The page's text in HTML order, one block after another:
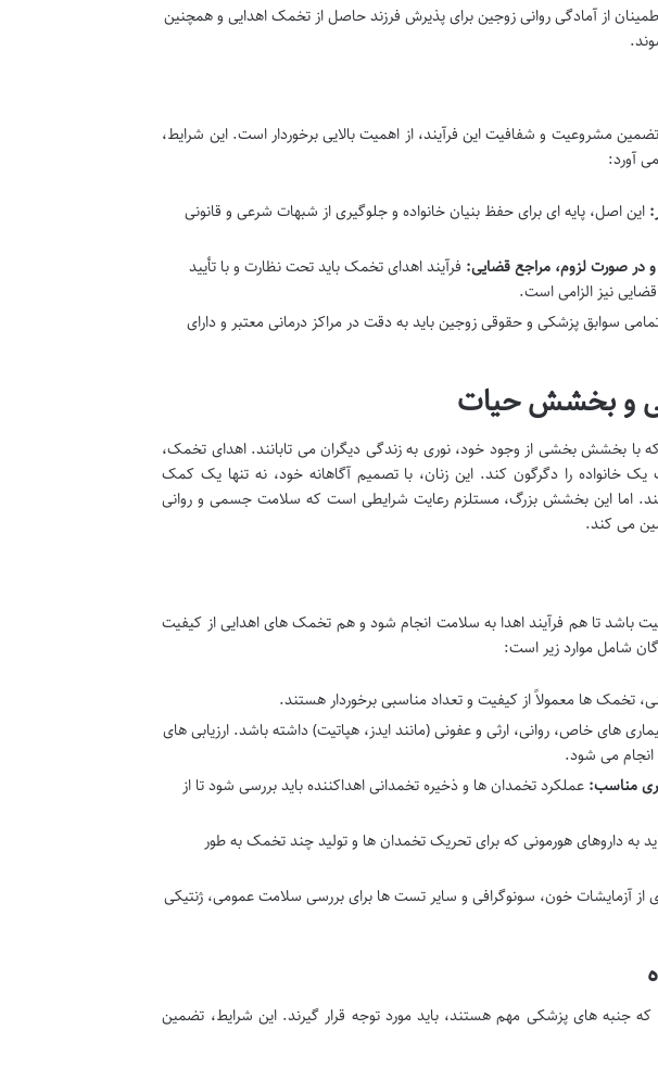
از آمادگی روانی زوجین برای پذیرش فرزند حاصل از تخمک اهدایی و همچنین
مشروعیت و شفافیت این فرآیند، از اهمیت بالایی برخوردار است. این شرایط،
آورد:
این اصل، پایه ای برای حفظ بنیان خانواده و جلوگیری از شبهات شرعی و قانونی
و در صورت لزوم، مراجع قضایی: فرآیند اهدای تخمک باید تحت نظارت و با تأیید
نیز الزامی است.
سوابق پزشکی و حقوقی زوجین باید به دقت در مراکز درمانی معتبر و دارای
که با بخشش بخشی از وجود خود، نوری به زندگی دیگران می تابانند. اهدای تخمک،
خانواده را دگرگون کند. این زنان، با تصمیم آگاهانه خود، نه تنها یک کمک
اما این بخشش بزرگ، مستلزم رعایت شرایطی است که سلامت جسمی و روانی
می کند.
باشد تا هم فرآیند اهدا به سلامت انجام شود و هم تخمک های اهدایی از کیفیت
شامل موارد زیر است:
تخمک ها معمولاً از کیفیت و تعداد مناسبی برخوردار هستند.
های خاص، روانی، ارثی و عفونی (مانند ایدز، هپاتیت) داشته باشد. ارزیابی های
انجام می شود.
مناسب: عملکرد تخمدان ها و ذخیره تخمدانی اهداکننده باید بررسی شود تا از
به داروهای هورمونی که برای تحریک تخمدان ها و تولید چند تخمک به طور
از آزمایشات خون، سونوگرافی و سایر تست ها برای بررسی سلامت عمومی، ژنتیکی
جنبه های پزشکی مهم هستند، باید مورد توجه قرار گیرند. این شرایط، تضمین